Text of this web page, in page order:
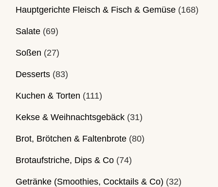
Hauptgerichte Fleisch & Fisch & Gemüse (168)
Salate (69)
Soßen (27)
Desserts (83)
Kuchen & Torten (111)
Kekse & Weihnachtsgebäck (31)
Brot, Brötchen & Faltenbrote (80)
Brotaufstriche, Dips & Co (74)
Getränke (Smoothies, Cocktails & Co) (32)